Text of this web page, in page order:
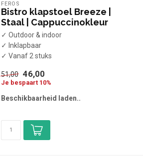
FEROS
Bistro klapstoel Breeze |
Staal | Cappuccinokleur
✓ Outdoor & indoor
✓ Inklapbaar
✓ Vanaf 2 stuks
51,00 46,00
Je bespaart 10%
Beschikbaarheid laden..